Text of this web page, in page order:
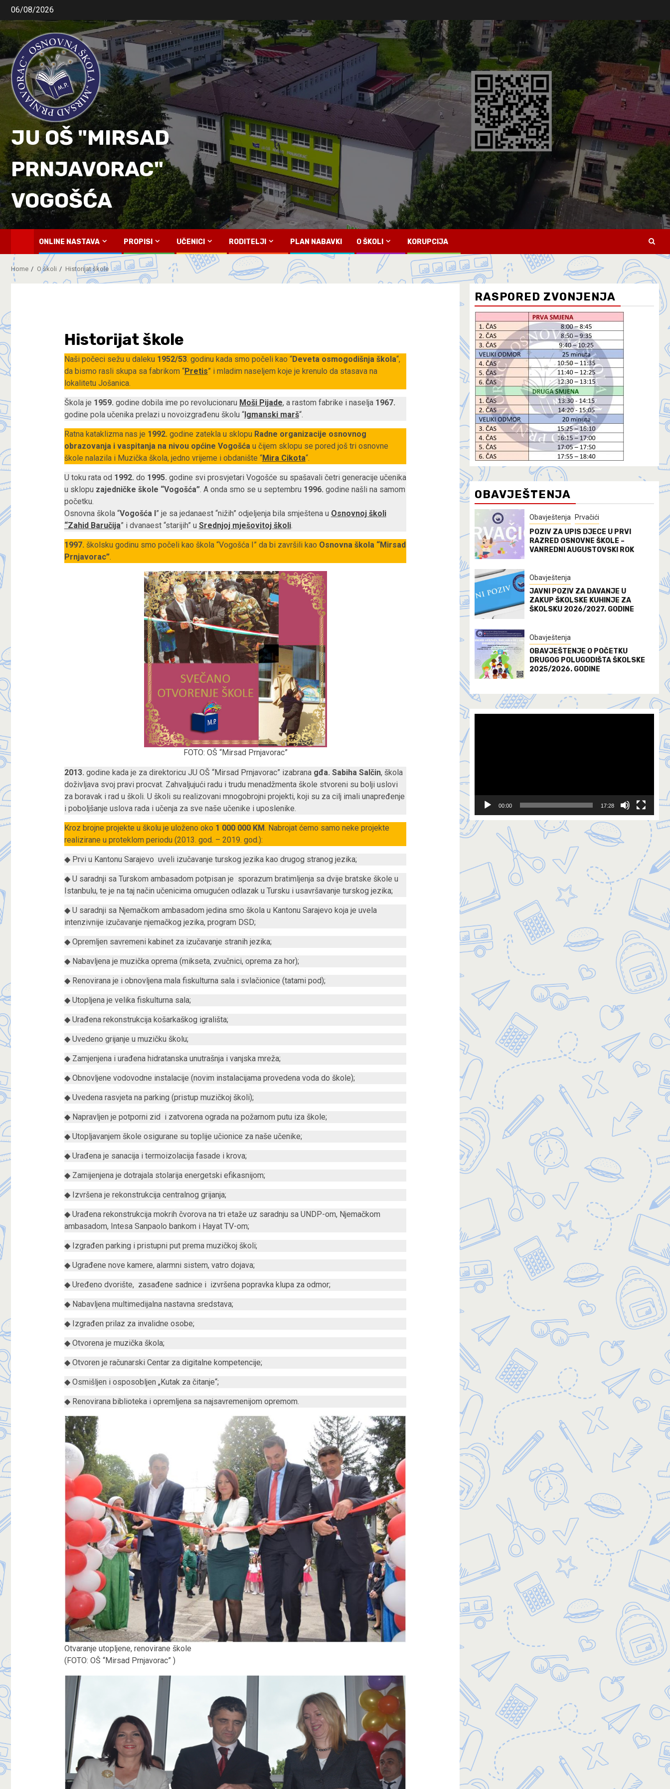
06/08/2026
JU OŠ "MIRSAD
PRNJAVORAC"
VOGOŠĆA
ONLINE NASTAVA PROPISI UČENICI RODITELJI PLAN NABAVKI O ŠKOLI KORUPCIJA
Home O školi Historijat škole
Historijat škole
Naši počeci sežu u daleku 1952/53. godinu kada smo počeli kao “Deveta osmogodišnja škola“,
da bismo rasli skupa sa fabrikom “Pretis” i mladim naseljem koje je krenulo da stasava na
lokalitetu Jošanica.
Škola je 1959. godine dobila ime po revolucionaru Moši Pijade, a rastom fabrike i naselja 1967.
godine pola učenika prelazi u novoizgrađenu školu “Igmanski marš“.
Ratna kataklizma nas je 1992. godine zatekla u sklopu Radne organizacije osnovnog
obrazovanja i vaspitanja na nivou općine Vogošćau čijem sklopu se pored još tri osnovne
škole nalazila i Muzička škola, jedno vrijeme i obdanište “Mira Cikota“.
U toku rata od 1992. do 1995. godine svi prosvjetari Vogošće su spašavali četri generacije učenika
u sklopu zajedničke škole “Vogošća”. A onda smo se u septembru 1996. godine našli na samom
početku.
Osnovna škola “Vogošća I ” je sa jedanaest “nižih” odjeljenja bila smještena u Osnovnoj školi
“Zahid Baručija” i dvanaest “starijih” u Srednjoj mješovitoj školi.
1997. školsku godinu smo počeli kao škola “Vogošća I” da bi završili kao Osnovna škola “Mirsad
Prnjavorac”.
FOTO: OŠ “Mirsad Prnjavorac”
2013. godine kada je za direktoricu JU OŠ “Mirsad Prnjavorac” izabrana gđa. Sabiha Salčin, škola
doživljava svoj pravi procvat. Zahvaljujući radu i trudu menadžmenta škole stvoreni su bolji uslovi
za boravak i rad u školi. U školi su realizovani mnogobrojni projekti, koji su za cilj imali unapređenje
i poboljšanje uslova rada i učenja za sve naše učenike i uposlenike.
Kroz brojne projekte u školu je uloženo oko 1 000 000 KM. Nabrojat ćemo samo neke projekte
realizirane u proteklom periodu (2013. god. – 2019. god.):
◆ Prvi u Kantonu Sarajevo uveli izučavanje turskog jezika kao drugog stranog jezika;
◆ U saradnji sa Turskom ambasadom potpisan je sporazum bratimljenja sa dvije bratske škole u
Istanbulu, te je na taj način učenicima omugućen odlazak u Tursku i usavršavanje turskog jezika;
◆ U saradnji sa Njemačkom ambasadom jedina smo škola u Kantonu Sarajevo koja je uvela
intenzivnije izučavanje njemačkog jezika, program DSD;
◆ Opremljen savremeni kabinet za izučavanje stranih jezika;
◆ Nabavljena je muzička oprema (mikseta, zvučnici, oprema za hor);
◆ Renovirana je i obnovljena mala fiskulturna sala i svlačionice (tatami pod);
◆ Utopljena je velika fiskulturna sala;
◆ Urađena rekonstrukcija košarkaškog igrališta;
◆ Uvedeno grijanje u muzičku školu;
◆ Zamjenjena i urađena hidratanska unutrašnja i vanjska mreža;
◆ Obnovljene vodovodne instalacije (novim instalacijama provedena voda do škole);
◆ Uvedena rasvjeta na parking (pristup muzičkoj školi);
◆ Napravljen je potporni zid i zatvorena ograda na požarnom putu iza škole;
◆ Utopljavanjem škole osigurane su toplije učionice za naše učenike;
◆ Urađena je sanacija i termoizolacija fasade i krova;
◆ Zamijenjena je dotrajala stolarija energetski efikasnijom;
◆ Izvršena je rekonstrukcija centralnog grijanja;
◆ Urađena rekonstrukcija mokrih čvorova na tri etaže uz saradnju sa UNDP-om, Njemačkom
ambasadom, Intesa Sanpaolo bankom i Hayat TV-om;
◆ Izgrađen parking i pristupni put prema muzičkoj školi;
◆ Ugrađene nove kamere, alarmni sistem, vatro dojava;
◆ Uređeno dvorište, zasađene sadnice i izvršena popravka klupa za odmor;
◆ Nabavljena multimedijalna nastavna sredstava;
◆ Izgrađen prilaz za invalidne osobe;
◆ Otvorena je muzička škola;
◆ Otvoren je računarski Centar za digitalne kompetencije;
◆ Osmišljen i osposobljen „Kutak za čitanje“;
◆ Renovirana biblioteka i opremljena sa najsavremenijom opremom.
Otvaranje utopljene, renovirane škole
(FOTO: OŠ “Mirsad Prnjavorac” )
RASPORED ZVONJENJA
OBAVJEŠTENJA
Obavještenja Prvačići
POZIV ZA UPIS DJECE U PRVI
RAZRED OSNOVNE ŠKOLE –
VANREDNI AUGUSTOVSKI ROK
Obavještenja
JAVNI POZIV ZA DAVANJE U
ZAKUP ŠKOLSKE KUHINJE ZA
ŠKOLSKU 2026/2027. GODINE
Obavještenja
OBAVJEŠTENJE O POČETKU
DRUGOG POLUGODIŠTA ŠKOLSKE
2025/2026. GODINE
00:00 17:28